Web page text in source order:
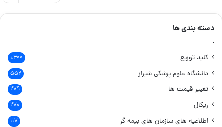
دسته بندی ها
کلید توزیع ۱,۴۰۰
دانشگاه علوم پزشکی شیراز ۵۵۲
تغییر قیمت ها ۲۷۹
ریکال ۲۷۰
اطلاعیه های سازمان های بیمه گر ۱۱۷